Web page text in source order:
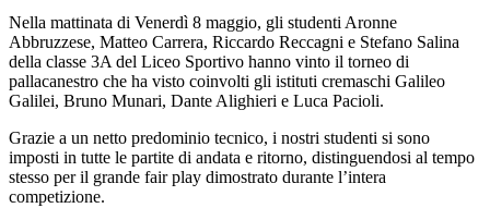
Nella mattinata di Venerdì 8 maggio, gli studenti Aronne
Abbruzzese, Matteo Carrera, Riccardo Reccagni e Stefano Salina
della classe 3A del Liceo Sportivo hanno vinto il torneo di
pallacanestro che ha visto coinvolti gli istituti cremaschi Galileo
Galilei, Bruno Munari, Dante Alighieri e Luca Pacioli.
Grazie a un netto predominio tecnico, i nostri studenti si sono
imposti in tutte le partite di andata e ritorno, distinguendosi al tempo
stesso per il grande fair play dimostrato durante l’intera
competizione.